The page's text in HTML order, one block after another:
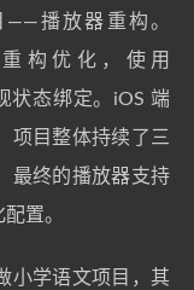
播放器重构。
构优化，使用
状态绑定。iOS 端
项目整体持续了三
最终的播放器支持
置。
小学语文项目，其